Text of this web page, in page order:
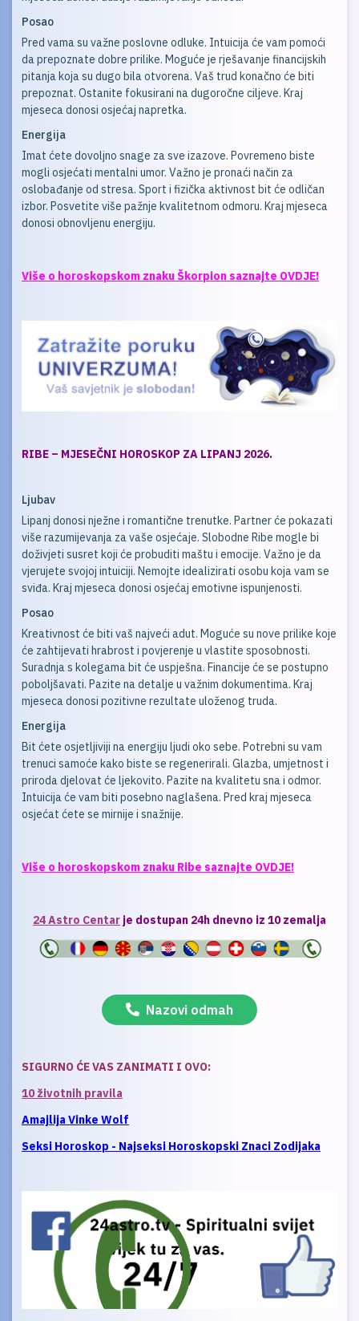
Posao
Pred vama su važne poslovne odluke. Intuicija će vam pomoći
da prepoznate dobre prilike. Moguće je rješavanje financijskih
pitanja koja su dugo bila otvorena. Vaš trud konačno će biti
prepoznat. Ostanite fokusirani na dugoročne ciljeve. Kraj
mjeseca donosi osjećaj napretka.
Energija
Imat ćete dovoljno snage za sve izazove. Povremeno biste
mogli osjećati mentalni umor. Važno je pronaći način za
oslobađanje od stresa. Sport i fizička aktivnost bit će odličan
izbor. Posvetite više pažnje kvalitetnom odmoru. Kraj mjeseca
donosi obnovljenu energiju.
Više o horoskopskom znaku Škorpion saznajte OVDJE!
RIBE – MJESEČNI HOROSKOP ZA LIPANJ 2026.
Ljubav
Lipanj donosi nježne i romantične trenutke. Partner će pokazati
više razumijevanja za vaše osjećaje. Slobodne Ribe mogle bi
doživjeti susret koji će probuditi maštu i emocije. Važno je da
vjerujete svojoj intuiciji. Nemojte idealizirati osobu koja vam se
sviđa. Kraj mjeseca donosi osjećaj emotivne ispunjenosti.
Posao
Kreativnost će biti vaš najveći adut. Moguće su nove prilike koje
će zahtijevati hrabrost i povjerenje u vlastite sposobnosti.
Suradnja s kolegama bit će uspješna. Financije će se postupno
poboljšavati. Pazite na detalje u važnim dokumentima. Kraj
mjeseca donosi pozitivne rezultate uloženog truda.
Energija
Bit ćete osjetljiviji na energiju ljudi oko sebe. Potrebni su vam
trenuci samoće kako biste se regenerirali. Glazba, umjetnost i
priroda djelovat će ljekovito. Pazite na kvalitetu sna i odmor.
Intuicija će vam biti posebno naglašena. Pred kraj mjeseca
osjećat ćete se mirnije i snažnije.
Više o horoskopskom znaku Ribe saznajte OVDJE!
24 Astro Centar je dostupan 24h dnevno iz 10 zemalja
Nazovi odmah
SIGURNO ĆE VAS ZANIMATI I OVO:
10 životnih pravila
Amajlija Vinke Wolf
Seksi Horoskop - Najseksi Horoskopski Znaci Zodijaka